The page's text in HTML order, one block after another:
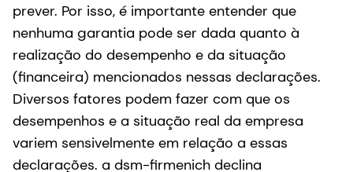
prever. Por isso, é importante entender que
nenhuma garantia pode ser dada quanto à
realização do desempenho e da situação
(financeira) mencionados nessas declarações.
Diversos fatores podem fazer com que os
desempenhos e a situação real da empresa
variem sensivelmente em relação a essas
declarações. a dsm-firmenich declina